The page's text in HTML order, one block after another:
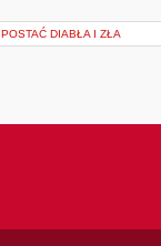
POSTAĆ DIABŁA I ZŁA